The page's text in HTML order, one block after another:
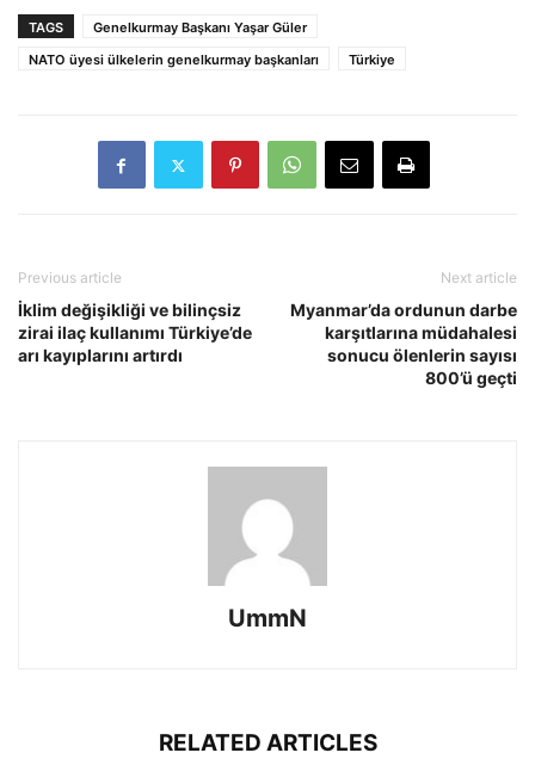
TAGS
Genelkurmay Başkanı Yaşar Güler
NATO üyesi ülkelerin genelkurmay başkanları
Türkiye
Previous article
İklim değişikliği ve bilinçsiz
zirai ilaç kullanımı Türkiye’de
arı kayıplarını artırdı
Next article
Myanmar’da ordunun darbe
karşıtlarına müdahalesi
sonucu ölenlerin sayısı
800’ü geçti
UmmN
RELATED ARTICLES